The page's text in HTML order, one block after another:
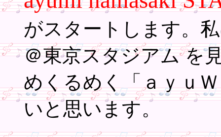
がスタートします。
＠東京スタジアム を
めくるめく「ａｙｕ
いと思います。